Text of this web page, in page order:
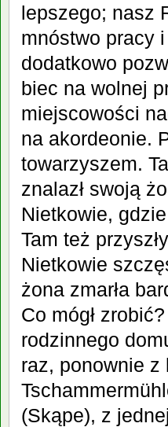
lepszego; nasz
mnóstwo pracy
dodatkowo
biec na wolnej
miejscowości
na akordeonie.
towarzyszem.
znalazł swoją
Nietkowie,
Tam też
Nietkowie
żona zmarła
Co mógł
rodzinnego
raz, ponownie z
(Skąpe), z